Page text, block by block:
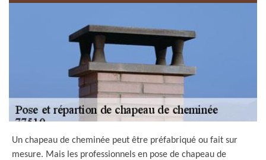
Un chapeau de cheminée peut être préfabriqué ou fait sur
mesure. Mais les professionnels en pose de chapeau de